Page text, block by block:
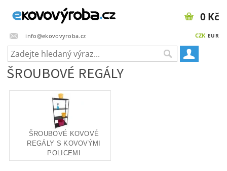
info@ekovovyroba.cz CZK EUR
0 Kč
ŠROUBOVÉ REGÁLY
ŠROUBOVÉ KOVOVÉ
REGÁLY S KOVOVÝMI
POLICEMI